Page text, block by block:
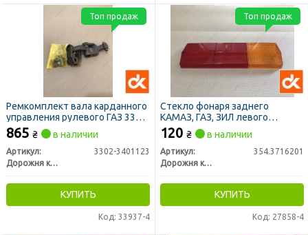
Ремкомплект вала карданного
управления рулевого ГАЗ 3302,
ГАЗЕЛЬ (нижняя часть) (ДК)
865 ₴ в наличии
Артикул:
3302-3401123
Дорожня карта
КУПИТЬ
Код: 33937-4
Топ продаж
Стекло фонаря заднего
КАМАЗ, ГАЗ, ЗИЛ левого
(крепление на 2 болта) (нов.
обр.) (ДК)
120 ₴ в наличии
Артикул:
354.3716201
Дорожня карта
КУПИТЬ
Код: 27858-4
Топ продаж